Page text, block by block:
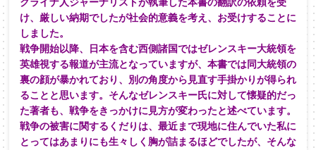
け、厳しい納期でしたが社会的意義を考え、お受けすることに
しました。
戦争開始以降、日本を含む西側諸国ではゼレンスキー大統領を
英雄視する報道が主流となっていますが、本書では同大統領の
裏の顔が暴かれており、別の角度から見直す手掛かりが得られ
ることと思います。そんなゼレンスキー氏に対して懐疑的だっ
た著者も、戦争をきっかけに見方が変わったと述べています。
戦争の被害に関するくだりは、最近まで現地に住んでいた私に
とってはあまりにも生々しく胸が詰まるほどでしたが、そんな